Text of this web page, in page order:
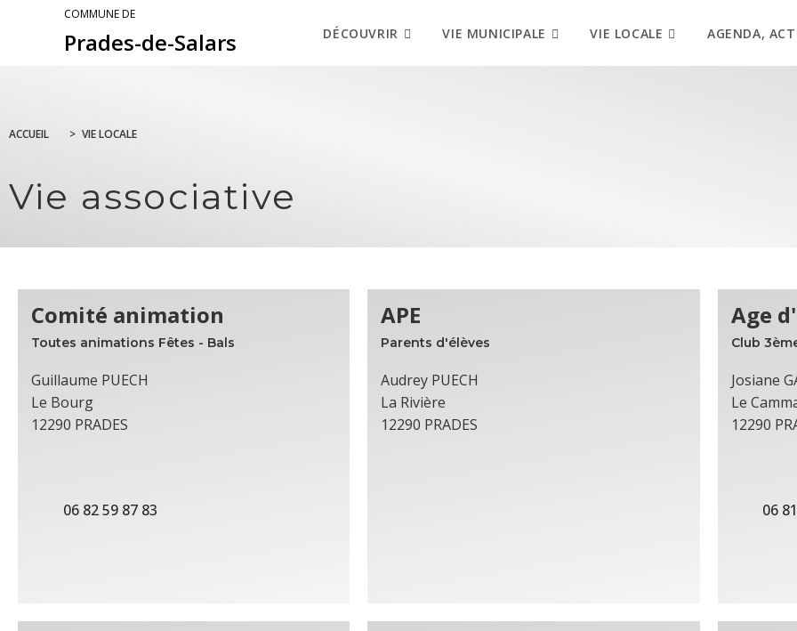
COMMUNE DE
Prades-de-Salars DÉCOUVRIR VIE MUNICIPALE VIE LOCALE AGENDA,
ACCUEIL > VIE LOCALE
Vie associative
Comité animation
Toutes animations Fêtes - Bals
Guillaume PUECH
Le Bourg
12290 PRADES
06 82 59 87 83
APE
Parents d'élèves
Audrey PUECH
La Rivière
12290 PRADES
Age
Club
Josiane
Le
12290
06